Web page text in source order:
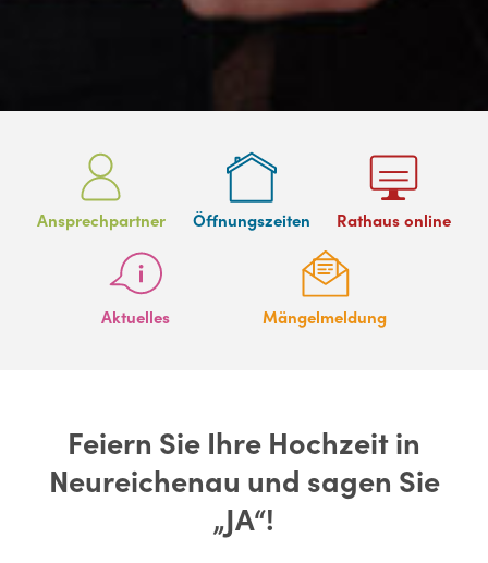
Ansprechpartner Öffnungszeiten Rathaus online
Aktuelles Mängelmeldung
Feiern Sie Ihre Hochzeit in
Neureichenau und sagen Sie
„JA“!